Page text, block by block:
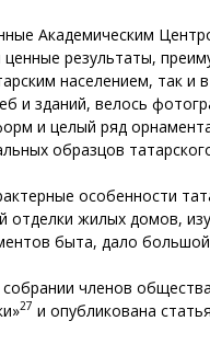
Академическим
результаты,
населением, так и
и зданий, велось
и целый ряд
образцов
особенности
отделки жилых домов,
быта, дало
членов
27 и опубликована